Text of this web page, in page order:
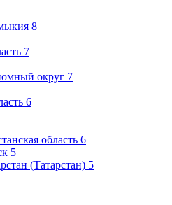
8
7
округ 7
6
область 6
5
(Татарстан) 5